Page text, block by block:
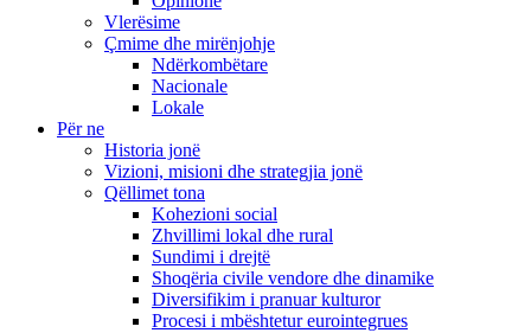
Vlerësime
Çmime dhe mirënjohje
Ndërkombëtare
Nacionale
Lokale
Për ne
Historia jonë
Vizioni, misioni dhe strategjia jonë
Qëllimet tona
Kohezioni social
Zhvillimi lokal dhe rural
Sundimi i drejtë
Shoqëria civile vendore dhe dinamike
Diversifikim i pranuar kulturor
Procesi i mbështetur eurointegrues